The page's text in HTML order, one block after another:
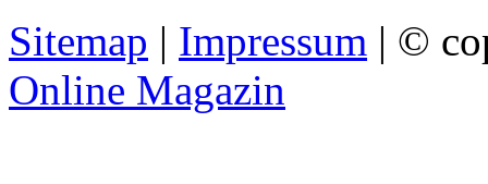
Sitemap | Impressum | ©
Online Magazin